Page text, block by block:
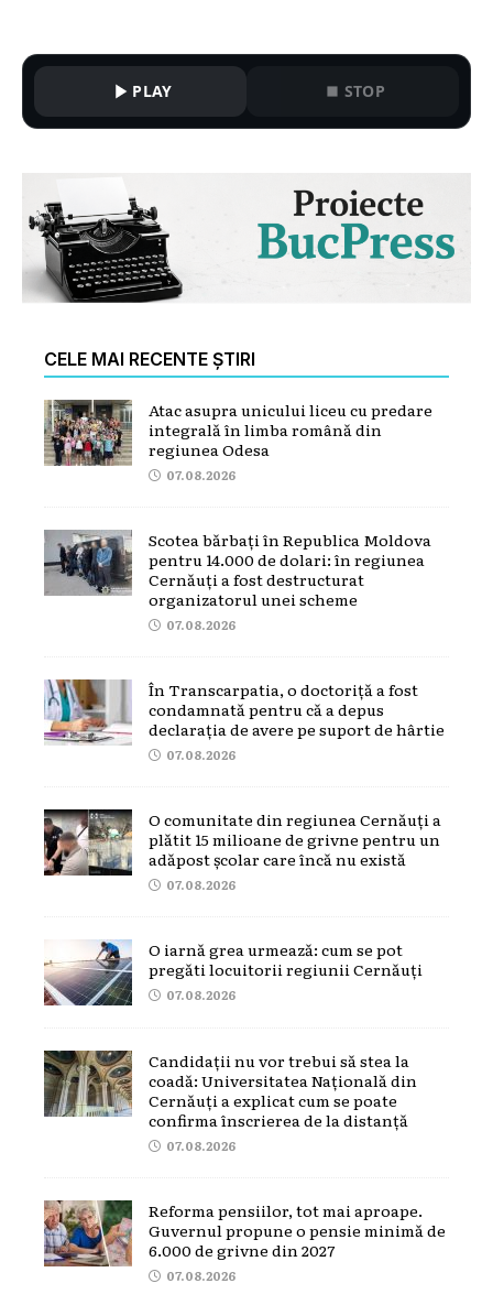
PLAY STOP
CELE MAI RECENTE ȘTIRI
Atac asupra unicului liceu cu predare
integrală în limba română din
regiunea Odesa
07.08.2026
Scotea bărbați în Republica Moldova
pentru 14.000 de dolari: în regiunea
Cernăuți a fost destructurat
organizatorul unei scheme
07.08.2026
În Transcarpatia, o doctoriță a fost
condamnată pentru că a depus
declarația de avere pe suport de hârtie
07.08.2026
O comunitate din regiunea Cernăuți a
plătit 15 milioane de grivne pentru un
adăpost școlar care încă nu există
07.08.2026
O iarnă grea urmează: cum se pot
pregăti locuitorii regiunii Cernăuți
07.08.2026
Candidații nu vor trebui să stea la
coadă: Universitatea Națională din
Cernăuți a explicat cum se poate
confirma înscrierea de la distanță
07.08.2026
Reforma pensiilor, tot mai aproape.
Guvernul propune o pensie minimă de
6.000 de grivne din 2027
07.08.2026